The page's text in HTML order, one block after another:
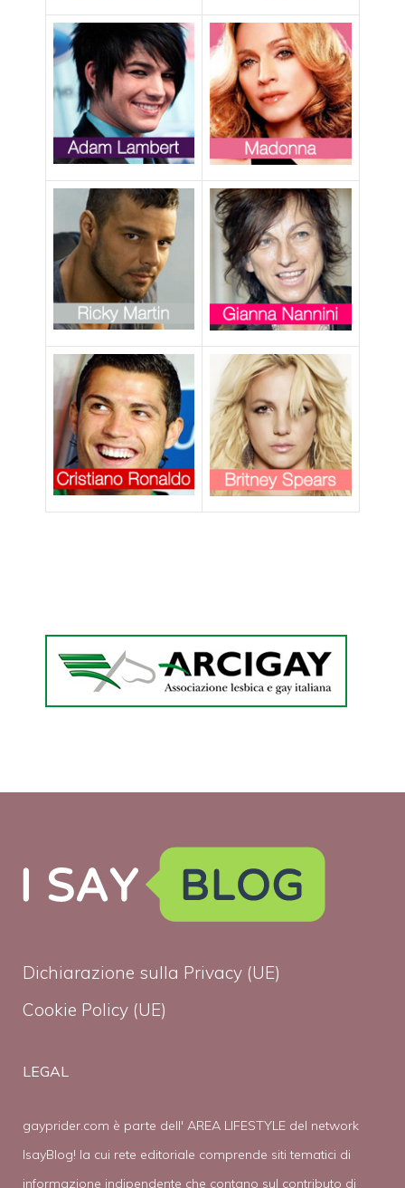
Dichiarazione sulla Privacy (UE)
Cookie Policy (UE)
LEGAL
gayprider.com è parte dell' AREA LIFESTYLE del network
IsayBlog! la cui rete editoriale comprende siti tematici di
informazione indipendente che contano sul contributo di